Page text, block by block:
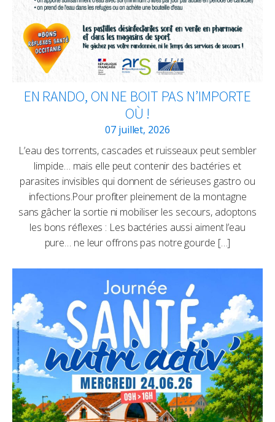
EN RANDO, ON NE BOIT PAS N’IMPORTE
OÙ !
07 juillet, 2026
L’eau des torrents, cascades et ruisseaux peut sembler
limpide… mais elle peut contenir des bactéries et
parasites invisibles qui donnent de sérieuses gastro ou
infections.Pour profiter pleinement de la montagne
sans gâcher la sortie ni mobiliser les secours, adoptons
les bons réflexes : Les bactéries aussi aiment l’eau
pure… ne leur offrons pas notre gourde […]